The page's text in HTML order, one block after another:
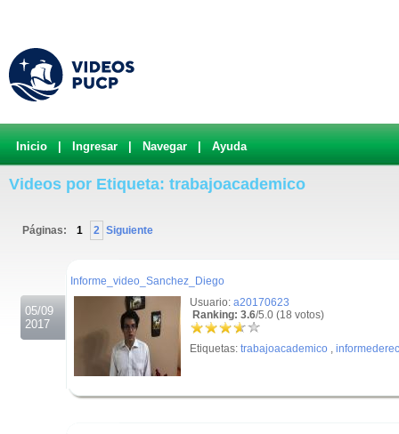
Inicio Ingresar Navegar Ayuda
Videos por Etiqueta: trabajoacademico
Páginas: 1 2 Siguiente
05/09
2017
Informe_video_Sanchez_Diego
Usuario: a20170623
Ranking: 3.6/5.0 (18 votos)
Etiquetas: trabajoacademico ,